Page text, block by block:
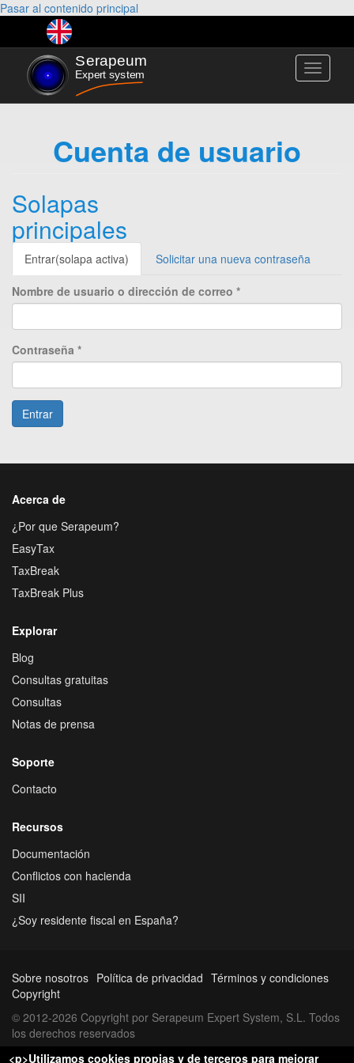
Pasar al contenido principal
Toggle
Cuenta de usuario
Solapas
principales
Entrar(solapa activa) Solicitar una nueva contraseña
Nombre de usuario o dirección de correo *
Contraseña *
Entrar
Acerca de
¿Por que Serapeum?
EasyTax
TaxBreak
TaxBreak Plus
Explorar
Blog
Consultas gratuitas
Consultas
Notas de prensa
Soporte
Contacto
Recursos
Documentación
Conflictos con hacienda
SII
¿Soy residente fiscal en España?
Sobre nosotros Política de privacidad Términos y condiciones
Copyright
© 2012-2026 Copyright por Serapeum Expert System, S.L. Todos
los derechos reservados
<p>Utilizamos cookies propias y de terceros para mejorar